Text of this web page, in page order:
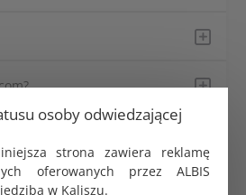
osoby odwiedzającej
strona zawiera reklamę
oferowanych przez ALBIS
w Kaliszu.Jednorazowe